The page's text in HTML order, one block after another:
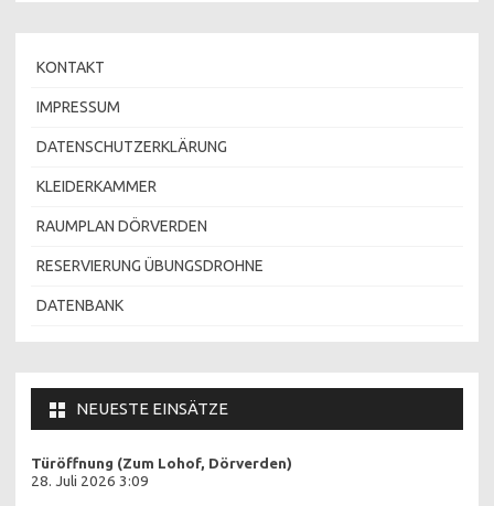
KONTAKT
IMPRESSUM
DATENSCHUTZERKLÄRUNG
KLEIDERKAMMER
RAUMPLAN DÖRVERDEN
RESERVIERUNG ÜBUNGSDROHNE
DATENBANK
NEUESTE EINSÄTZE
Türöffnung (Zum Lohof, Dörverden)
28. Juli 2026 3:09